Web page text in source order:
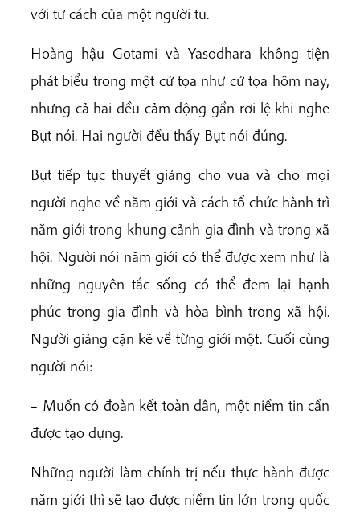
với tư cách của một người tu.
Hoàng hậu Gotami và Yasodhara không tiện
phát biểu trong một cử tọa như cử tọa hôm nay,
nhưng cả hai đều cảm động gần rơi lệ khi nghe
Bụt nói. Hai người đều thấy Bụt nói đúng.
Bụt tiếp tục thuyết giảng cho vua và cho mọi
người nghe về năm giới và cách tổ chức hành trì
năm giới trong khung cảnh gia đình và trong xã
hội. Người nói năm giới có thể được xem như là
những nguyên tắc sống có thể đem lại hạnh
phúc trong gia đình và hòa bình trong xã hội.
Người giảng cặn kẽ về từng giới một. Cuối cùng
người nói:
– Muốn có đoàn kết toàn dân, một niềm tin cần
được tạo dựng.
Những người làm chính trị nếu thực hành được
năm giới thì sẽ tạo được niềm tin lớn trong quốc